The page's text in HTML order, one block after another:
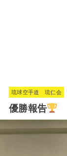
琉球空手道 琉仁会
優勝報告